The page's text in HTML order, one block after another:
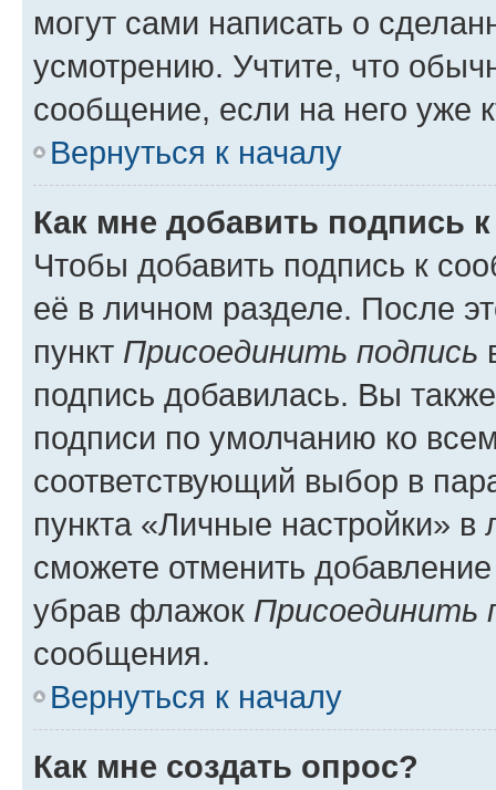
могут сами написать о
усмотрению. Учтите, что
сообщение, если на него уже
Вернуться к началу
Как мне добавить подпись
Чтобы добавить подпись к
её в личном разделе. После
пункт Присоединить подпись
подпись добавилась. Вы
подписи по умолчанию ко
соответствующий выбор в
пункта «Личные настройки»
сможете отменить
убрав флажок Присоединить
сообщения.
Вернуться к началу
Как мне создать опрос?